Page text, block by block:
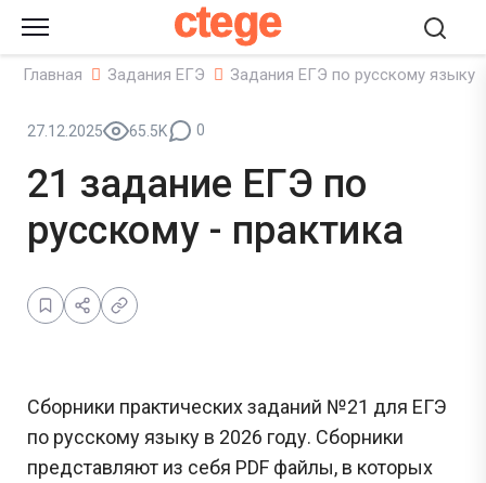
ctege
Главная Задания ЕГЭ Задания ЕГЭ по русскому языку
27.12.2025 65.5K 0
21 задание ЕГЭ по
русскому - практика
Сборники практических заданий №21 для ЕГЭ
по русскому языку в 2026 году. Сборники
представляют из себя PDF файлы, в которых